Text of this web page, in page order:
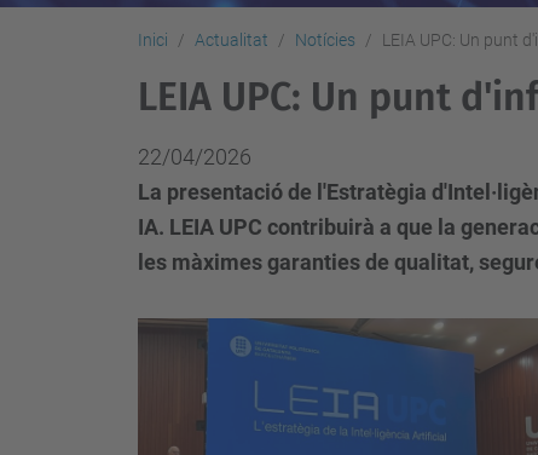
Inici Actualitat Notícies LEIA UPC: Un punt
LEIA UPC: Un punt
22/04/2026
La presentació de l'Estratègia
IA. LEIA UPC contribuirà a que la
les màximes garanties de qualitat,